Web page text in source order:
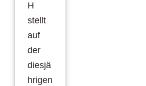
H
stellt
auf
der
diesjä
hrigen